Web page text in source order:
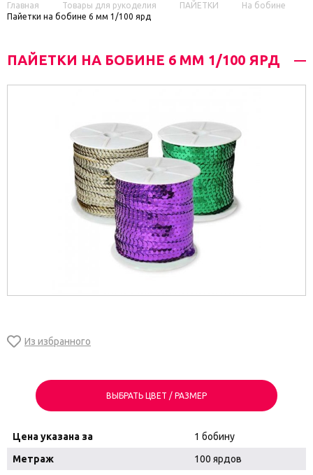
Главная Товары для рукоделия ПАЙЕТКИ
На бобине
Пайетки на бобине 6 мм 1/100 ярд
ПАЙЕТКИ НА БОБИНЕ 6 ММ 1/100 ЯРД
ВЫБРАТЬ ЦВЕТ / РАЗМЕР
Цена указана за
1 бобину
Метраж
100 ярдов